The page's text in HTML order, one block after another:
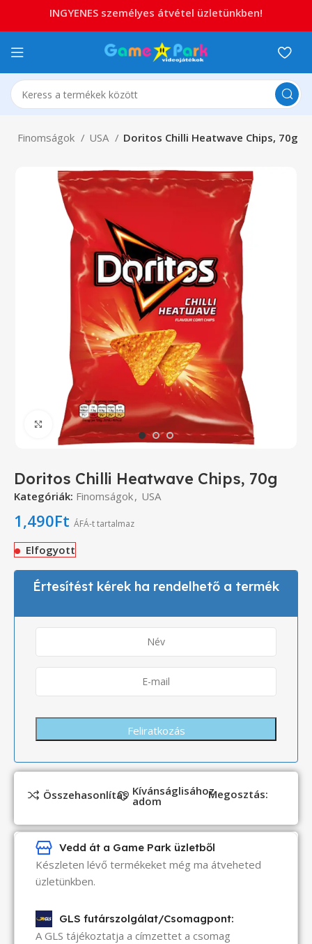
Finomságok USA Doritos Chilli Heatwave Chips, 70g
Click to enlarge
Doritos Chilli Heatwave Chips, 70g
Kategóriák: Finomságok, USA
1,490Ft ÁFÁ-t tartalmaz
Elfogyott
Értesítést kérek ha rendelhető a termék
Összehasonlítás Kívánságlisához
adom Megosztás:
Vedd át a Game Park üzletből
Készleten lévő termékeket még ma átveheted
üzletünkben.
GLS futárszolgálat/Csomagpont:
A GLS tájékoztatja a címzettet a csomag
INGYENES személyes átvétel üzletünkben!